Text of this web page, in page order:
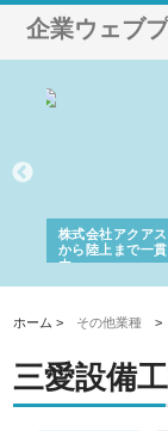
企業ウェブ
株式会社アクア
から陸上まで一
由
ホーム > その他業種 >
三愛設備